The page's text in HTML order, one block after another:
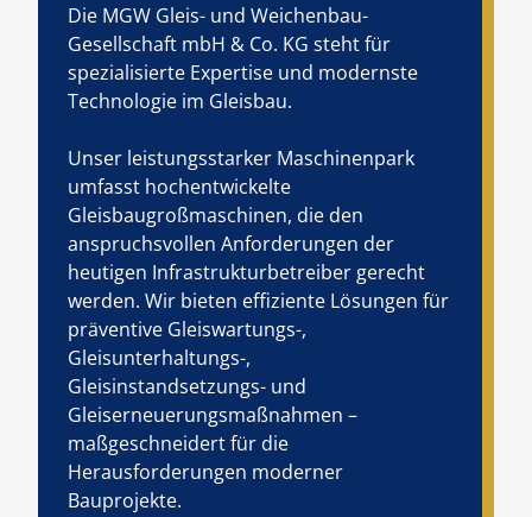
Die MGW Gleis- und Weichenbau-
Gesellschaft mbH & Co. KG steht für
spezialisierte Expertise und modernste
Technologie im Gleisbau.
Unser leistungsstarker Maschinenpark
umfasst hochentwickelte
Gleisbaugroßmaschinen, die den
anspruchsvollen Anforderungen der
heutigen Infrastrukturbetreiber gerecht
werden. Wir bieten effiziente Lösungen für
präventive Gleiswartungs-,
Gleisunterhaltungs-,
Gleisinstandsetzungs- und
Gleiserneuerungsmaßnahmen –
maßgeschneidert für die
Herausforderungen moderner
Bauprojekte.